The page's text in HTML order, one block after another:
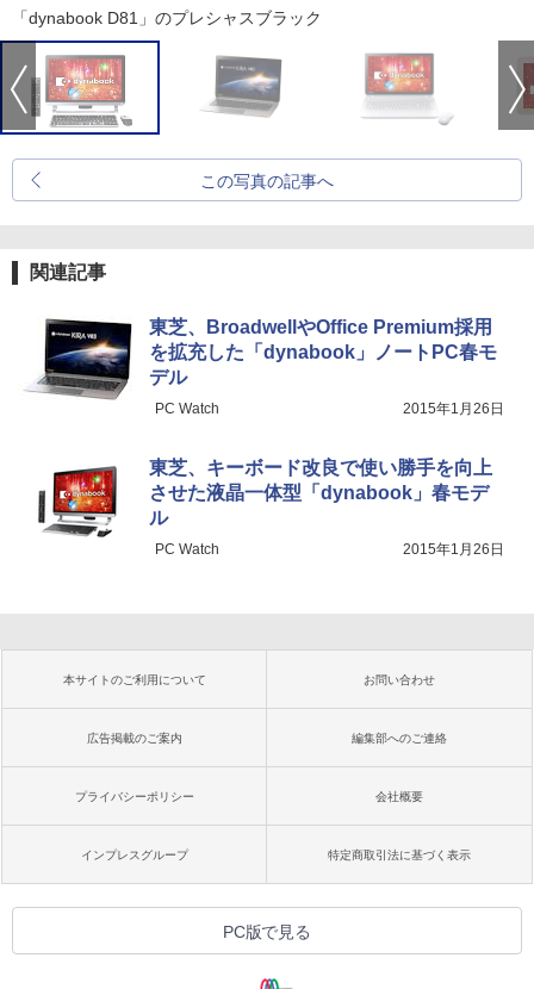
「dynabook D81」のプレシャスブラック
この写真の記事へ
関連記事
東芝、BroadwellやOffice Premium採用
を拡充した「dynabook」ノートPC春モ
デル
PC Watch 2015年1月26日
東芝、キーボード改良で使い勝手を向上
させた液晶一体型「dynabook」春モデ
ル
PC Watch 2015年1月26日
本サイトのご利用について お問い合わせ
広告掲載のご案内 編集部へのご連絡
プライバシーポリシー 会社概要
インプレスグループ 特定商取引法に基づく表示
PC版で見る